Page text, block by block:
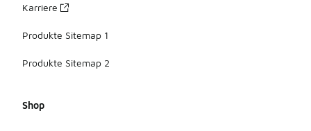
Karriere
Produkte Sitemap 1
Produkte Sitemap 2
Shop